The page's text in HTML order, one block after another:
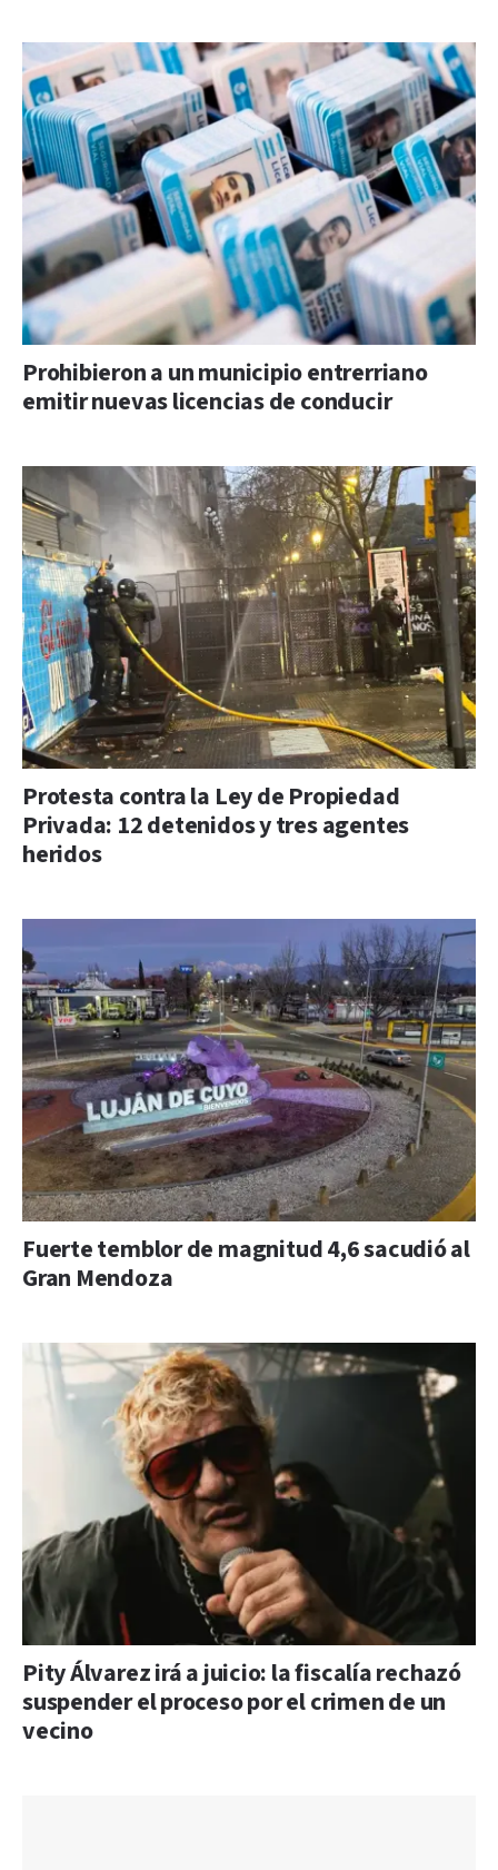
Prohibieron a un municipio entrerriano
emitir nuevas licencias de conducir
Protesta contra la Ley de Propiedad
Privada: 12 detenidos y tres agentes
heridos
Fuerte temblor de magnitud 4,6 sacudió al
Gran Mendoza
Pity Álvarez irá a juicio: la fiscalía rechazó
suspender el proceso por el crimen de un
vecino